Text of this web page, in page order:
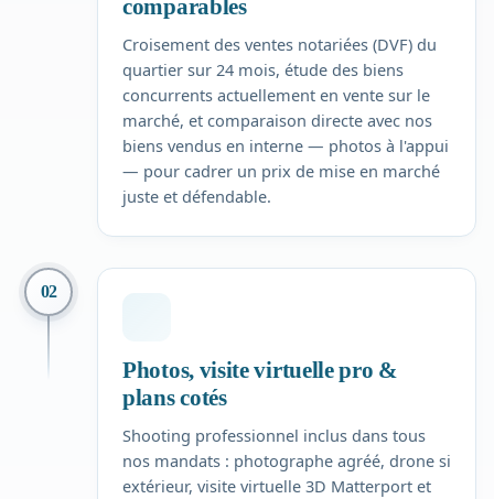
comparables
Croisement des ventes notariées (DVF) du
quartier sur 24 mois, étude des biens
concurrents actuellement en vente sur le
marché, et comparaison directe avec nos
biens vendus en interne — photos à l'appui
— pour cadrer un prix de mise en marché
juste et défendable.
02
Photos, visite virtuelle pro &
plans cotés
Shooting professionnel inclus dans tous
nos mandats : photographe agréé, drone si
extérieur, visite virtuelle 3D Matterport et